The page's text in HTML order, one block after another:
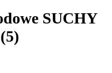
SUCHY